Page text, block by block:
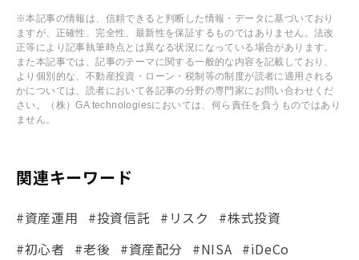
※本記事の情報は、信頼できると判断した情報・データに基づいており
ますが、正確性、完全性、最新性を保証するものではありません。法改
正等により記事執筆時点とは異なる状況になっている場合があります。
また本記事では、記事のテーマに関する一般的な内容を記載しており、
より個別的な、不動産投資・ローン・税制等の制度が読者に適用される
かについては、読者において各記事の分野の専門家にお問い合わせくだ
さい。（株）GA technologiesにおいては、何ら責任を負うものではあり
ません。
関連キーワード
#資産運用 #投資信託 #リスク
#株式投資
#初心者
#老後 #資産配分 #NISA #iDeCo